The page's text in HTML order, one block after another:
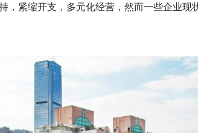
，紧缩开支，多元化经营，然而一些企业现